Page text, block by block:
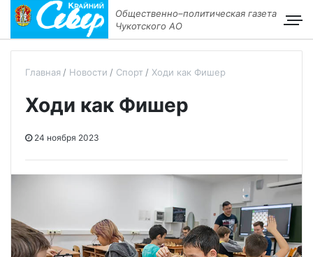
Общественно–политическая газета
Чукотского АО
Главная Новости Спорт Ходи как Фишер
Ходи как Фишер
24 ноября 2023